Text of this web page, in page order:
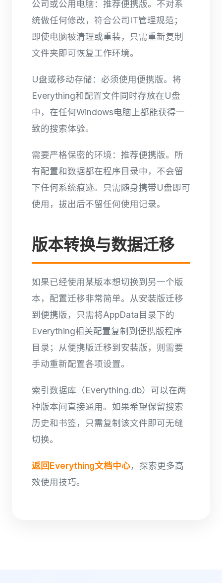
公司或公用电脑：推荐便携版。不对系
统做任何修改，符合公司IT管理规范；
即使电脑被清理或重装，只需重新复制
文件夹即可恢复工作环境。
U盘或移动存储：必须使用便携版。将
Everything和配置文件同时存放在U盘
中，在任何Windows电脑上都能获得一
致的搜索体验。
需要严格保密的环境：推荐便携版。所
有配置和数据都在程序目录中，不会留
下任何系统痕迹。只需随身携带U盘即可
使用，拔出后不留任何使用记录。
版本转换与数据迁移
如果已经使用某版本想切换到另一个版
本，配置迁移非常简单。从安装版迁移
到便携版，只需将AppData目录下的
Everything相关配置复制到便携版程序
目录；从便携版迁移到安装版，则需要
手动重新配置各项设置。
索引数据库（Everything.db）可以在两
种版本间直接通用。如果希望保留搜索
历史和书签，只需复制该文件即可无缝
切换。
返回Everything文档中心，探索更多高
效使用技巧。